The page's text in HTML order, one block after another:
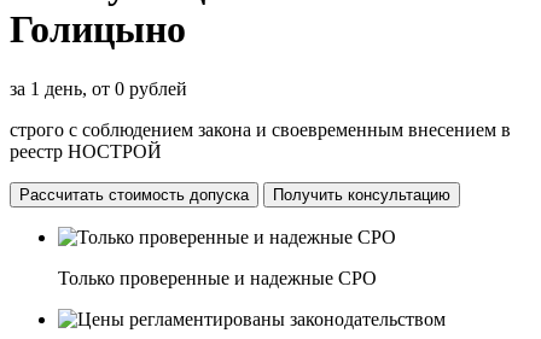
Голицыно
за 1 день, от 0 рублей
строго с соблюдением закона и своевременным внесением в
реестр НОСТРОЙ
Рассчитать стоимость допуска Получить консультацию
Только проверенные и надежные СРО